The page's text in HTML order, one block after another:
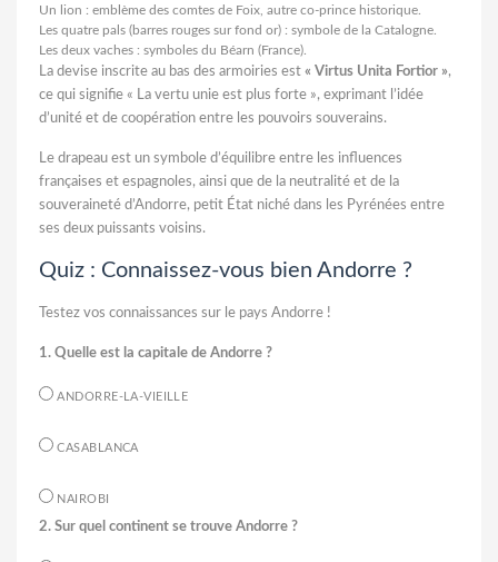
Un lion : emblème des comtes de Foix, autre co-prince historique.
Les quatre pals (barres rouges sur fond or) : symbole de la Catalogne.
Les deux vaches : symboles du Béarn (France).
La devise inscrite au bas des armoiries est « Virtus Unita Fortior »,
ce qui signifie « La vertu unie est plus forte », exprimant l’idée
d’unité et de coopération entre les pouvoirs souverains.
Le drapeau est un symbole d’équilibre entre les influences
françaises et espagnoles, ainsi que de la neutralité et de la
souveraineté d’Andorre, petit État niché dans les Pyrénées entre
ses deux puissants voisins.
Quiz : Connaissez-vous bien Andorre ?
Testez vos connaissances sur le pays Andorre !
1. Quelle est la capitale de Andorre ?
ANDORRE-LA-VIEILLE
CASABLANCA
NAIROBI
2. Sur quel continent se trouve Andorre ?